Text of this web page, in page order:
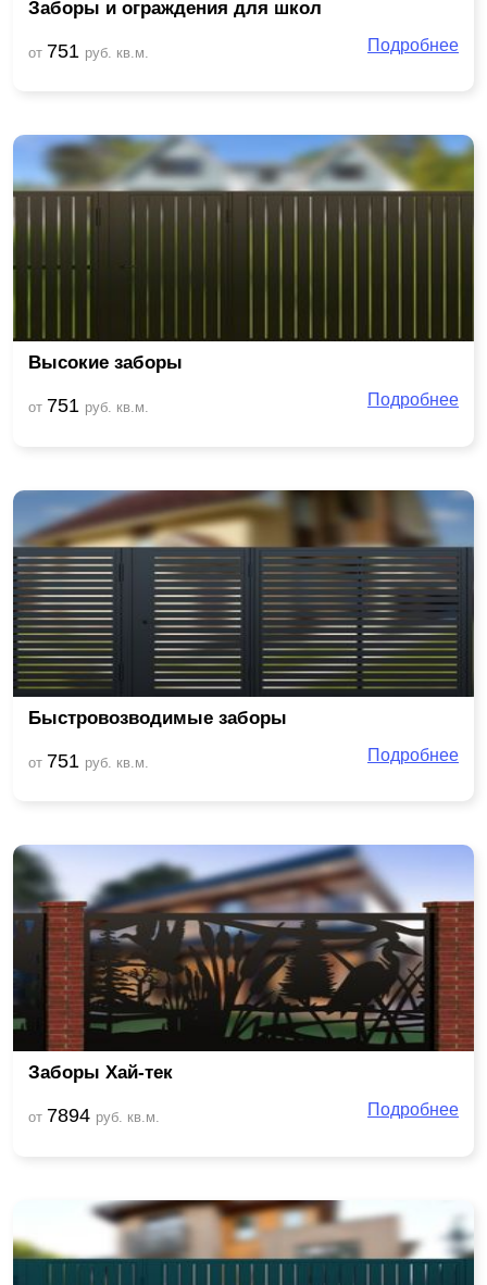
Заборы и ограждения для школ
от 751 руб. кв.м. Подробнее
Высокие заборы
от 751 руб. кв.м. Подробнее
Быстровозводимые заборы
от 751 руб. кв.м. Подробнее
Заборы Хай-тек
от 7894 руб. кв.м. Подробнее